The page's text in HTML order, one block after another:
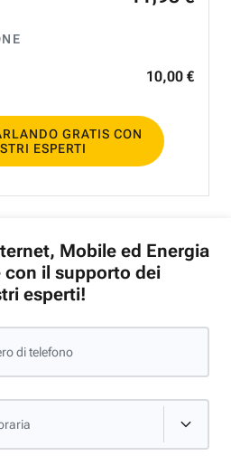
10,00 €
GRATIS CON
ESPERTI
Mobile ed Energia
con il supporto dei
esperti!
di telefono